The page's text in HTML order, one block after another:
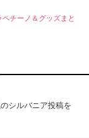
チーノ＆グッズまと
シルバニア投稿を